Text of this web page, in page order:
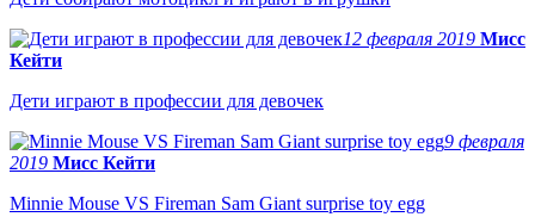
12 февраля 2019 Мисс
Кейти
Дети играют в профессии для девочек
9 февраля
2019 Мисс Кейти
Minnie Mouse VS Fireman Sam Giant surprise toy egg